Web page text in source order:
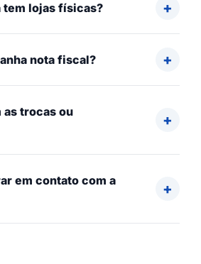
tem lojas físicas?
nota fiscal?
trocas ou
em contato com a